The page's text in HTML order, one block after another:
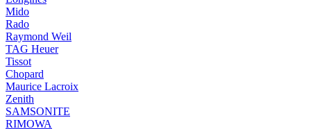
Mido
Rado
Raymond Weil
TAG Heuer
Tissot
Chopard
Maurice Lacroix
Zenith
SAMSONITE
RIMOWA